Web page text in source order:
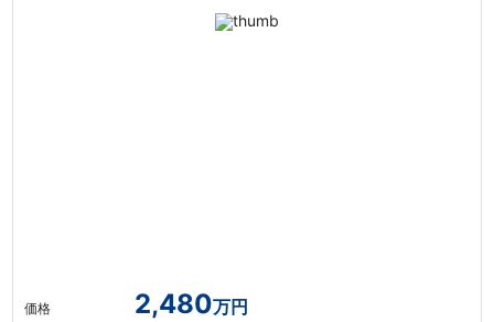
価格 2,480万円